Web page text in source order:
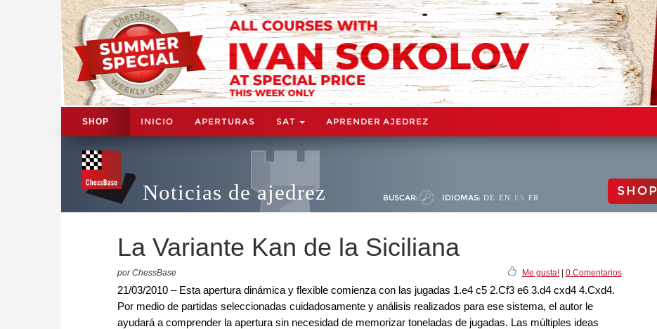
SHOP INICIO APERTURAS SAT APRENDER AJEDREZ
Noticias de ajedrez BUSCAR: IDIOMAS: DE EN ES FR SHOP
La Variante Kan de la Siciliana
por ChessBase Me gusta!| 0 Comentarios
21/03/2010 – Esta apertura dinámica y flexible comienza con las jugadas 1.e4 c5 2.Cf3 e6 3.d4 cxd4 4.Cxd4.
Por medio de partidas seleccionadas cuidadosamente y análisis realizados para ese sistema, el autor le
ayudará a comprender la apertura sin necesidad de memorizar toneladas de jugadas. Las múltiples ideas